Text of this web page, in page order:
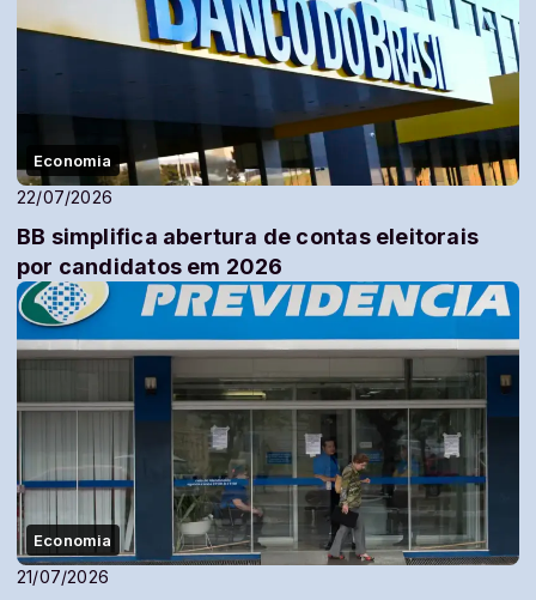
Economia
22/07/2026
BB simplifica abertura de contas eleitorais
por candidatos em 2026
Economia
21/07/2026